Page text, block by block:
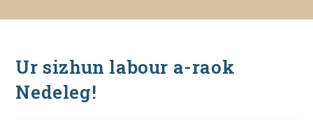
Ur sizhun labour a-raok
Nedeleg!